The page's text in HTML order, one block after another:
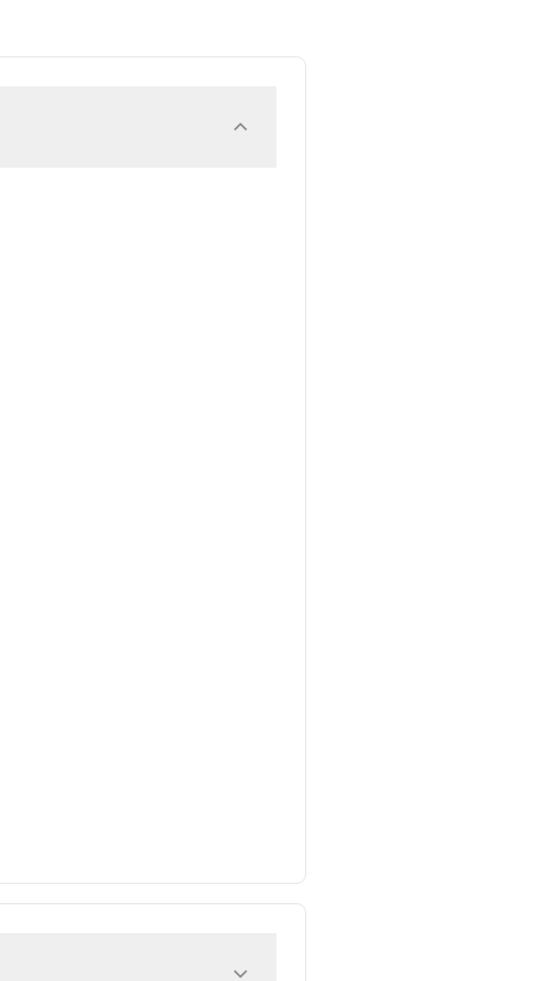
sobre los «preliminares y
de este momento